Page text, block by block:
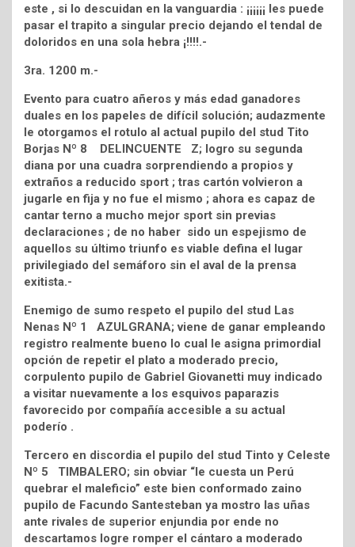
este , si lo descuidan en la vanguardia : ¡¡¡¡¡¡ les puede
pasar el trapito a singular precio dejando el tendal de
doloridos en una sola hebra ¡!!!!.-
3ra. 1200 m.-
Evento para cuatro añeros y más edad ganadores
duales en los papeles de difícil solución; audazmente
le otorgamos el rotulo al actual pupilo del stud Tito
Borjas Nº 8 DELINCUENTE Z; logro su segunda
diana por una cuadra sorprendiendo a propios y
extraños a reducido sport ; tras cartón volvieron a
jugarle en fija y no fue el mismo ; ahora es capaz de
cantar terno a mucho mejor sport sin previas
declaraciones ; de no haber sido un espejismo de
aquellos su último triunfo es viable defina el lugar
privilegiado del semáforo sin el aval de la prensa
exitista.-
Enemigo de sumo respeto el pupilo del stud Las
Nenas Nº 1 AZULGRANA; viene de ganar empleando
registro realmente bueno lo cual le asigna primordial
opción de repetir el plato a moderado precio,
corpulento pupilo de Gabriel Giovanetti muy indicado
a visitar nuevamente a los esquivos paparazis
favorecido por compañía accesible a su actual
poderío .
Tercero en discordia el pupilo del stud Tinto y Celeste
Nº 5 TIMBALERO; sin obviar “le cuesta un Perú
quebrar el maleficio” este bien conformado zaino
pupilo de Facundo Santesteban ya mostro las uñas
ante rivales de superior enjundia por ende no
descartamos logre romper el cántaro a moderado